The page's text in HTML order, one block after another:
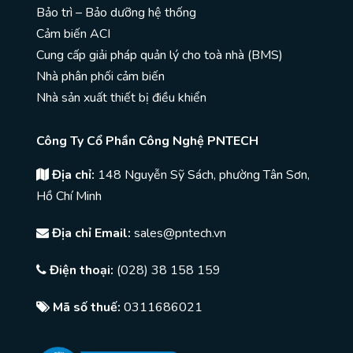
Bảo trì – Bảo dưỡng hệ thống
Cảm biến ACI
Cung cấp giải pháp quản lý cho toà nhà (BMS)
Nhà phân phối cảm biến
Nhà sản xuất thiết bị điều khiển
Công Ty Cổ Phần Công Nghệ PNTECH
Địa chỉ: 148 Nguyễn Sỹ Sách, phường Tân Sơn,
Hồ Chí Minh
Địa chỉ Email: sales@pntech.vn
Điện thoại: (028) 38 158 159
Mã số thuế: 0311686021